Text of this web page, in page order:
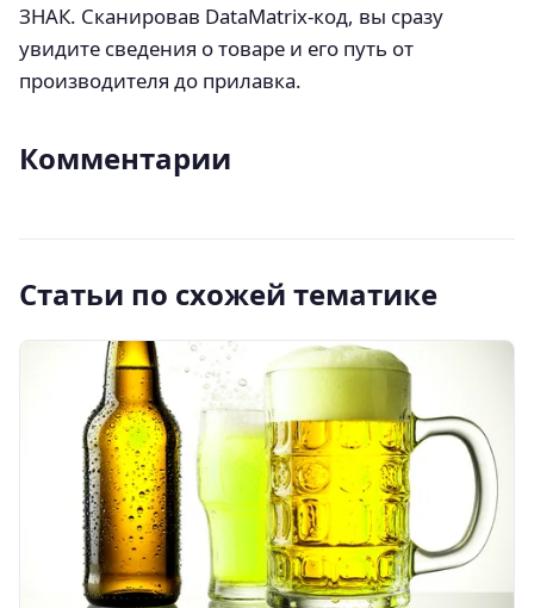
ЗНАК. Сканировав DataMatrix-код, вы сразу
увидите сведения о товаре и его путь от
производителя до прилавка.
Комментарии
Статьи по схожей тематике